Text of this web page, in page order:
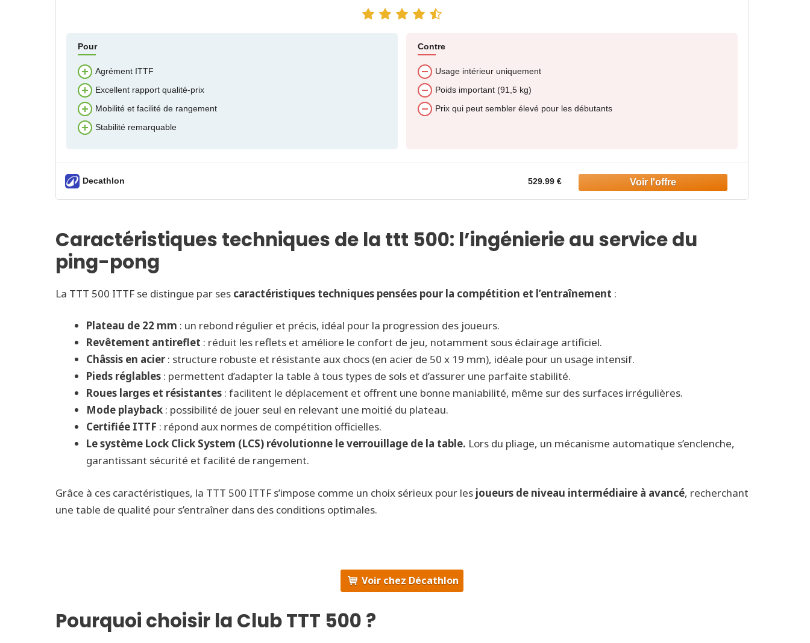
Pour
Agrément ITTF
Excellent rapport qualité-prix
Mobilité et facilité de rangement
Stabilité remarquable
Contre
Usage intérieur uniquement
Poids important (91,5 kg)
Prix qui peut sembler élevé pour les débutants
Decathlon 529.99 €
Caractéristiques techniques de la ttt 500: l’ingénierie au service du
ping-pong
La TTT 500 ITTF se distingue par ses caractéristiques techniques pensées pour la compétition et l’entraînement :
Plateau de 22 mm : un rebond régulier et précis, idéal pour la progression des joueurs.
Revêtement antireflet : réduit les reflets et améliore le confort de jeu, notamment sous éclairage artificiel.
Châssis en acier: structure robuste et résistante aux chocs (en acier de 50 x 19 mm), idéale pour un usage intensif.
Pieds réglables : permettent d’adapter la table à tous types de sols et d’assurer une parfaite stabilité.
Roues larges et résistantes : facilitent le déplacement et offrent une bonne maniabilité, même sur des surfaces irrégulières.
Mode playback : possibilité de jouer seul en relevant une moitié du plateau.
Certifiée ITTF : répond aux normes de compétition officielles.
Le système Lock Click System (LCS) révolutionne le verrouillage de la table. Lors du pliage, un mécanisme automatique s’enclenche,
garantissant sécurité et facilité de rangement.
Grâce à ces caractéristiques, la TTT 500 ITTF s’impose comme un choix sérieux pour les joueurs de niveau intermédiaire à avancé, recherchant
une table de qualité pour s’entraîner dans des conditions optimales.
Voir chez Décathlon
Pourquoi choisir la Club TTT 500 ?